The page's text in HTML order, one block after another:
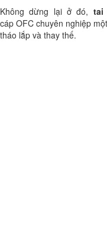
Không dừng lại ở đó, tai
cáp OFC chuyên nghiệp
tháo lắp và thay thế.